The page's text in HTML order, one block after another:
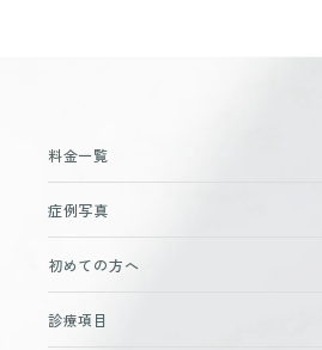
料金一覧
症例写真
初めての方へ
診療項目